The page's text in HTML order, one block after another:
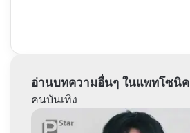
อ่านบทความอื่นๆ ในแพทโซนิค
คนบันเทิง